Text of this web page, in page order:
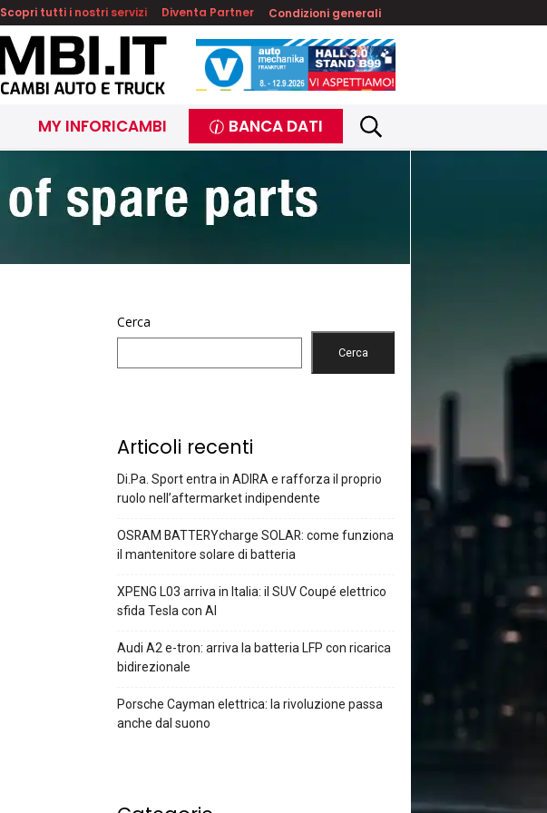
Scopri tutti i nostri servizi Diventa Partner Condizioni generali
MY INFORICAMBI BANCA DATI
Cerca
Cerca
Articoli recenti
Di.Pa. Sport entra in ADIRA e rafforza il proprio
ruolo nell’aftermarket indipendente
OSRAM BATTERYcharge SOLAR: come funziona
il mantenitore solare di batteria
XPENG L03 arriva in Italia: il SUV Coupé elettrico
sfida Tesla con AI
Audi A2 e-tron: arriva la batteria LFP con ricarica
bidirezionale
Porsche Cayman elettrica: la rivoluzione passa
anche dal suono